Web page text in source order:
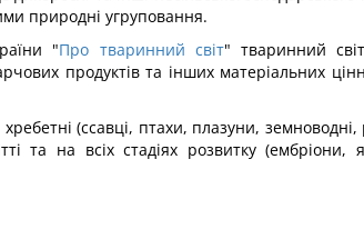
природні угруповання.
"Про тваринний світ" тваринний
продуктів та інших матеріальних
(ссавці, птахи, плазуни,
та на всіх стадіях розвитку